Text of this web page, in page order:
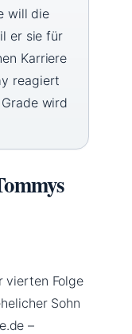
will die
er sie für
Karriere
reagiert
wird
vierten Folge
Sohn
–